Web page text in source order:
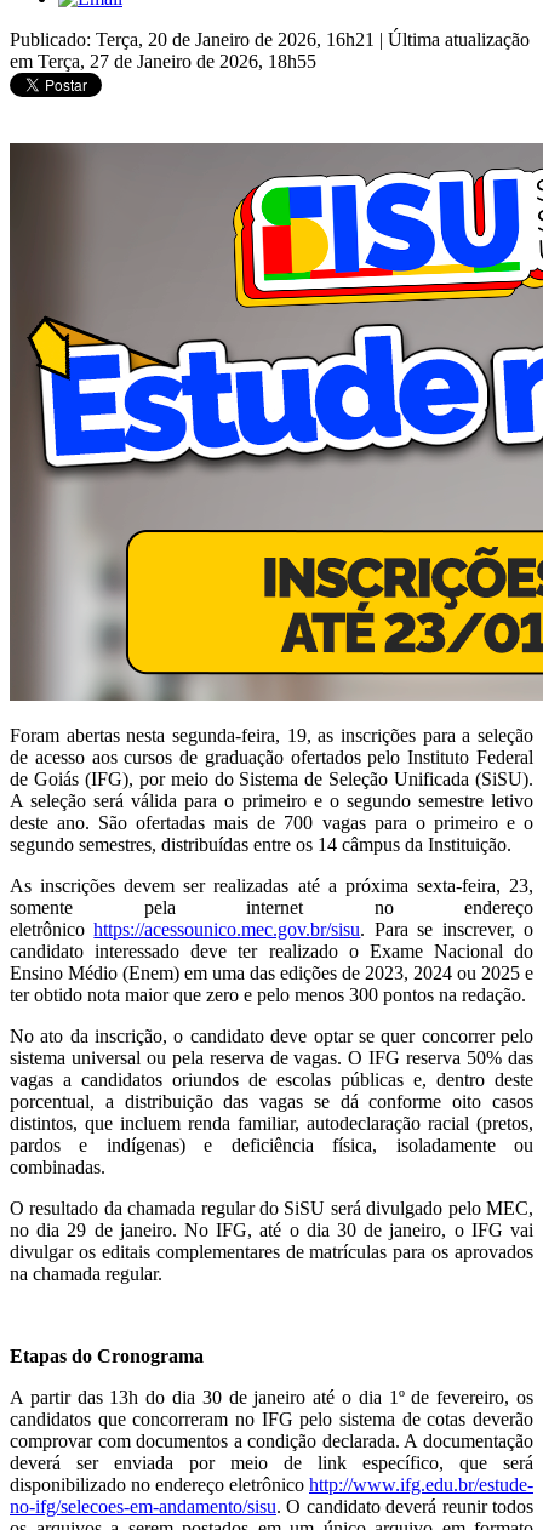
Publicado: Terça, 20 de Janeiro de 2026, 16h21 | Última atualização
em Terça, 27 de Janeiro de 2026, 18h55
Foram abertas nesta segunda-feira, 19, as inscrições para a seleção
de acesso aos cursos de graduação ofertados pelo Instituto Federal
de Goiás (IFG), por meio do Sistema de Seleção Unificada (SiSU).
A seleção será válida para o primeiro e o segundo semestre letivo
deste ano. São ofertadas mais de 700 vagas para o primeiro e o
segundo semestres, distribuídas entre os 14 câmpus da Instituição.
As inscrições devem ser realizadas até a próxima sexta-feira, 23,
somente pela internet no endereço
eletrônicohttps://acessounico.mec.gov.br/sisu. Para se inscrever, o
candidato interessado deve ter realizado o Exame Nacional do
Ensino Médio (Enem) em uma das edições de 2023, 2024 ou 2025 e
ter obtido nota maior que zero e pelo menos 300 pontos na redação.
No ato da inscrição, o candidato deve optar se quer concorrer pelo
sistema universal ou pela reserva de vagas. O IFG reserva 50% das
vagas a candidatos oriundos de escolas públicas e, dentro deste
porcentual, a distribuição das vagas se dá conforme oito casos
distintos, que incluem renda familiar, autodeclaração racial (pretos,
pardos e indígenas) e deficiência física, isoladamente ou
combinadas.
O resultado da chamada regular do SiSU será divulgado pelo MEC,
no dia 29 de janeiro. No IFG, até o dia 30 de janeiro, o IFG vai
divulgar os editais complementares de matrículas para os aprovados
na chamada regular.
Etapas do Cronograma
A partir das 13h do dia 30 de janeiro até o dia 1º de fevereiro, os
candidatos que concorreram no IFG pelo sistema de cotas deverão
comprovar com documentos a condição declarada. A documentação
deverá ser enviada por meio de link específico, que será
disponibilizado no endereço eletrônico http://www.ifg.edu.br/estude-
no-ifg/selecoes-em-andamento/sisu. O candidato deverá reunir todos